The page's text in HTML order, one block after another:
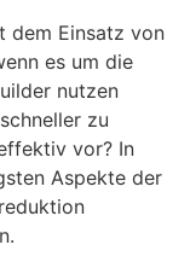
dem Einsatz von
es um die
nutzen
zu
vor? In
Aspekte der